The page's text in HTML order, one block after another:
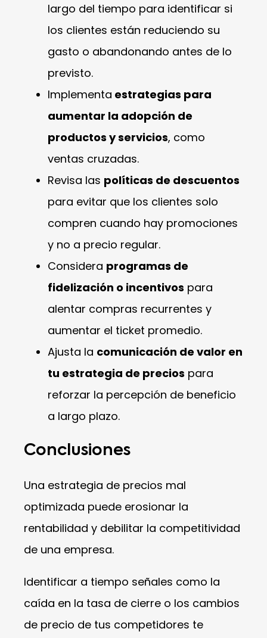
largo del tiempo para identificar si
los clientes están reduciendo su
gasto o abandonando antes de lo
previsto.
Implementa estrategias para
aumentar la adopción de
productos y servicios, como
ventas cruzadas.
Revisa las políticas de descuentos
para evitar que los clientes solo
compren cuando hay promociones
y no a precio regular.
Considera programas de
fidelización o incentivos para
alentar compras recurrentes y
aumentar el ticket promedio.
Ajusta la comunicación de valor en
tu estrategia de precios para
reforzar la percepción de beneficio
a largo plazo.
Conclusiones
Una estrategia de precios mal
optimizada puede erosionar la
rentabilidad y debilitar la competitividad
de una empresa.
Identificar a tiempo señales como la
caída en la tasa de cierre o los cambios
de precio de tus competidores te